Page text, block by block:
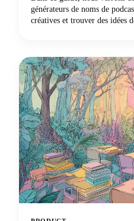
générateurs de noms de
créatives et trouver des idées
pour le titre général de votre
individuels.